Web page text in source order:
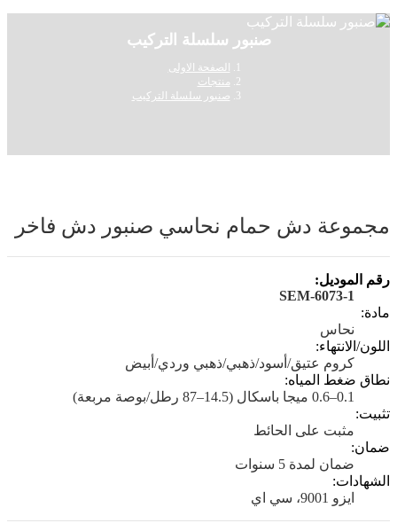
صنبور سلسلة التركيب
الصفحة الاولى
منتجات
صنبور سلسلة التركيب
مجموعة دش حمام نحاسي صنبور دش فاخر
رقم الموديل:
SEM-6073-1
مادة:
نحاس
اللون/الانتهاء:
كروم عتيق/أسود/ذهبي/ذهبي وردي/أبيض
نطاق ضغط المياه:
0.1–0.6 ميجا باسكال (14.5–87 رطل/بوصة مربعة)
تثبيت:
مثبت على الحائط
ضمان:
ضمان لمدة 5 سنوات
الشهادات:
ايزو 9001، سي اي